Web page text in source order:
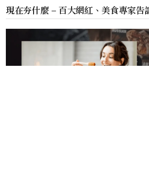
現在夯什麼 – 百大網紅、美食專家告